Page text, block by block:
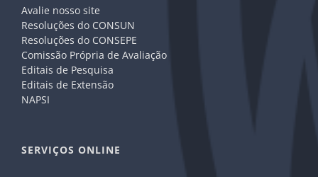
Avalie nosso site
Resoluções do CONSUN
Resoluções do CONSEPE
Comissão Própria de Avaliação
Editais de Pesquisa
Editais de Extensão
NAPSI
SERVIÇOS ONLINE